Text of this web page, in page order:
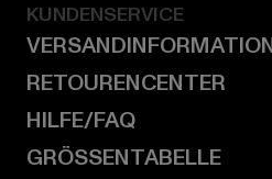
KUNDENSERVICE
RETOURENCENTER
HILFE/FAQ
GRÖSSENTABELLE